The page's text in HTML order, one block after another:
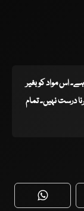
ہے۔ اس مواد کو بغیر
درست نہیں۔ تمام